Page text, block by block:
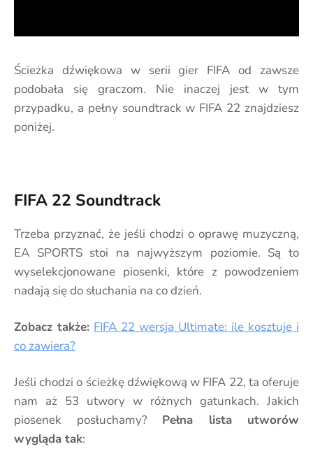
Ścieżka dźwiękowa w serii gier FIFA od zawsze
podobała się graczom. Nie inaczej jest w tym
przypadku, a pełny soundtrack w FIFA 22 znajdziesz
poniżej.
FIFA 22 Soundtrack
Trzeba przyznać, że jeśli chodzi o oprawę muzyczną,
EA SPORTS stoi na najwyższym poziomie. Są to
wyselekcjonowane piosenki, które z powodzeniem
nadają się do słuchania na co dzień.
Zobacz także: FIFA 22 wersja Ultimate: ile kosztuje i
co zawiera?
Jeśli chodzi o ścieżkę dźwiękową w FIFA 22, ta oferuje
nam aż 53 utwory w różnych gatunkach. Jakich
piosenek posłuchamy? Pełna lista utworów
wygląda tak: